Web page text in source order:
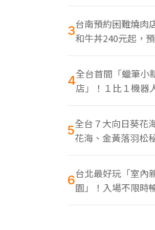
3台南預約困難燒肉
和牛丼240元起，
地點曝光
4全台首間「蠟筆小
店」！１比１機器
男，百款周邊買翻
5全台７大向日葵花
花海、金黃落羽松
同框
6台北最好玩「室內
園」！入場不限時
幕Switch遊戲區